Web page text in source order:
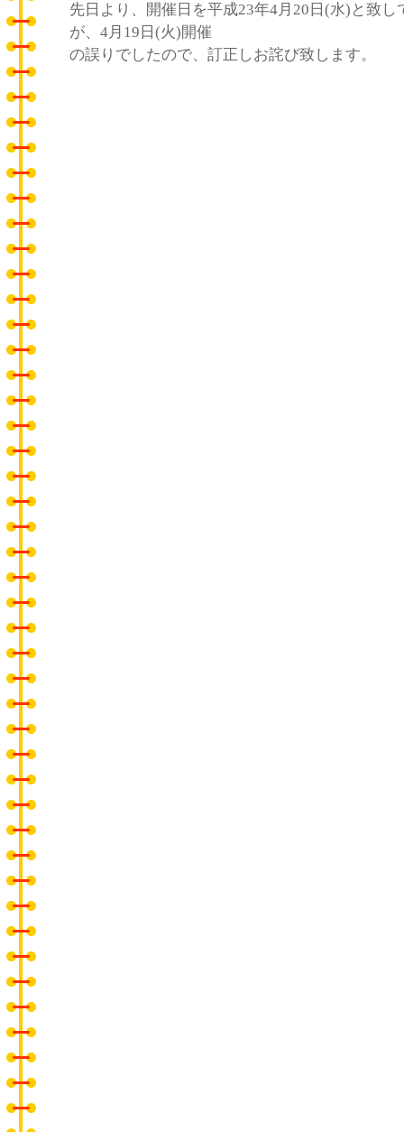
先日より、開催日を平成23年4月20日(水)と致し
が、4月19日(火)開催
の誤りでしたので、訂正しお詫び致します。